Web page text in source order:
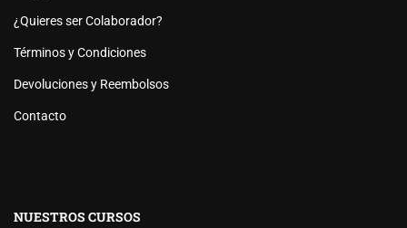
¿Quieres ser Colaborador?
Términos y Condiciones
Devoluciones y Reembolsos
Contacto
NUESTROS CURSOS